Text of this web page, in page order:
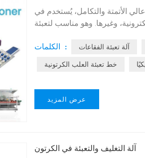
الأتمتة والتكامل، يُستخدم في
وغيرها. وهو مناسب لتعبئة
الكلمات : آلة تعبئة الفقاعات
خط تعبئة العلب الكرتونية
عرض المزيد
آلة التغليف والتعبئة في الكرتون